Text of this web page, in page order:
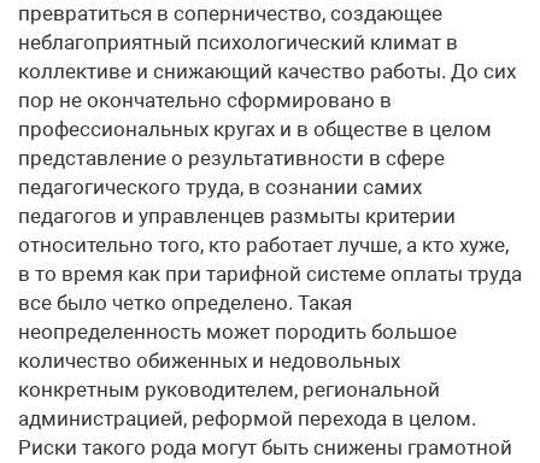
превратиться в соперничество, создающее
неблагоприятный психологический климат в
коллективе и снижающий качество работы. До сих
пор не окончательно сформировано в
профессиональных кругах и в обществе в целом
представление о результативности в сфере
педагогического труда, в сознании самих
педагогов и управленцев размыты критерии
относительно того, кто работает лучше, а кто хуже,
в то время как при тарифной системе оплаты труда
все было четко определено. Такая
неопределенность может породить большое
количество обиженных и недовольных
конкретным руководителем, региональной
администрацией, реформой перехода в целом.
Риски такого рода могут быть снижены грамотной